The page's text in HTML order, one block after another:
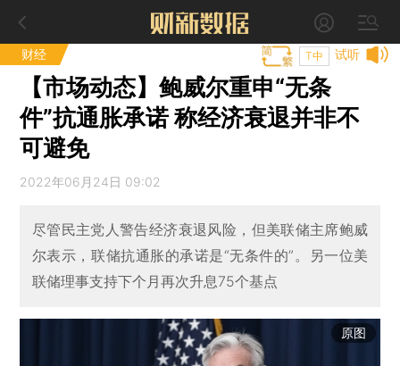
财经 试听
T中
【市场动态】鲍威尔重申“无条
件”抗通胀承诺 称经济衰退并非不
可避免
2022年06月24日 09:02
尽管民主党人警告经济衰退风险，但美联储主席鲍威
尔表示，联储抗通胀的承诺是“无条件的”。另一位美
联储理事支持下个月再次升息75个基点
原图